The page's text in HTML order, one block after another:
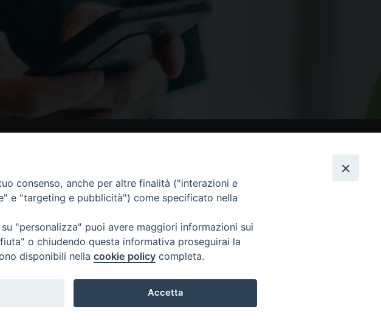
I nostri social
consenso, anche per altre finalità ("interazioni e
e "targeting e pubblicità") come specificato nella
"personalizza" puoi avere maggiori informazioni sui
o chiudendo questa informativa proseguirai la
disponibili nella cookie policy completa.
Accetta